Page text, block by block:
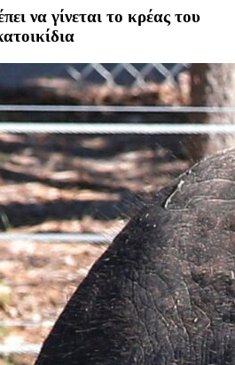
να γίνεται το κρέας του